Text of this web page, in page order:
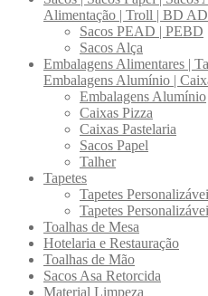
Alimentação | Troll | BD
Sacos PEAD | PEBD
Sacos Alça
Embalagens Alimentares |
Embalagens Alumínio |
Embalagens Alumínio
Caixas Pizza
Caixas Pastelaria
Sacos Papel
Talher
Tapetes
Tapetes
Tapetes
Toalhas de Mesa
Hotelaria e Restauração
Toalhas de Mão
Sacos Asa Retorcida
Material Limpeza